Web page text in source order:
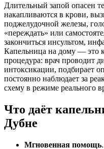
Длительный запой опасен
накапливаются в крови,
поджелудочной железы,
«переждать» или
закончиться инсультом,
Капельница на дому — это
процедура: врач проводит
интоксикации, подбирает
постоянно наблюдает за
схему в режиме реального
Что даёт
Дубне
Мгновенная помощь